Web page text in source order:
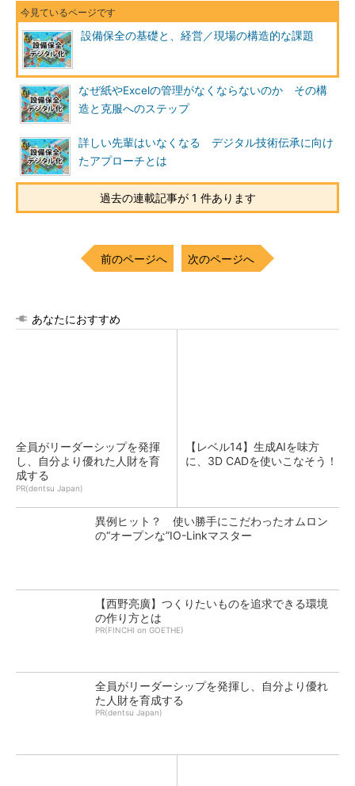
設備保全の基礎と、経営／現場の構造的な課題
なぜ紙やExcelの管理がなくならないのか その構
造と克服へのステップ
詳しい先輩はいなくなる デジタル技術伝承に向け
たアプローチとは
過去の連載記事が 1 件あります
前のページへ 次のページへ
あなたにおすすめ
全員がリーダーシップを発揮
し、自分より優れた人財を育
成する
PR(dentsu Japan)
【レベル14】生成AIを味方
に、3D CADを使いこなそう！
異例ヒット？ 使い勝手にこだわったオムロン
の“オープンな”IO-Linkマスター
【西野亮廣】つくりたいものを追求できる環境
の作り方とは
PR(FINCHI on GOETHE)
全員がリーダーシップを発揮し、自分より優れ
た人財を育成する
PR(dentsu Japan)